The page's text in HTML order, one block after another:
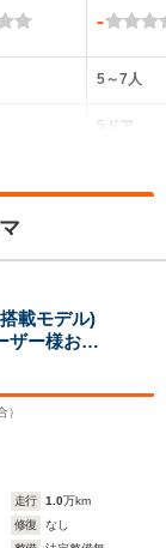
1.92m
長
L
～
-
5～7人
5ドア
載モデル)
ザー様お下
ル 本革シ
テリア
レーター
）
走行 1.0万km
修復
なし